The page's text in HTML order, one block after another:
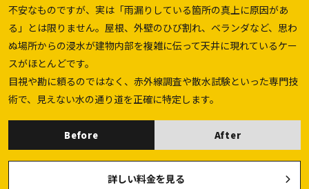
不安なものですが、実は「雨漏りしている箇所の真上に原因があ
る」とは限りません。屋根、外壁のひび割れ、ベランダなど、思わ
ぬ場所からの浸水が建物内部を複雑に伝って天井に現れているケー
スがほとんどです。
目視や勘に頼るのではなく、赤外線調査や散水試験といった専門技
術で、見えない水の通り道を正確に特定します。
Before After
詳しい料金を見る